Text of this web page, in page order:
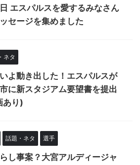
エスパルスを愛するみなさん
セージを集めました
ネタ
よ動き出した！エスパルスが
に新スタジアム要望書を提出
あり)
話題・ネタ 選手
し事案？大宮アルディージャ